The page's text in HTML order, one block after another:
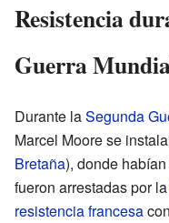
Resistencia
Guerra
Durante laSegunda
Marcel Moore se
Bretaña), donde
fueron arrestadas por la
resistencia francesa